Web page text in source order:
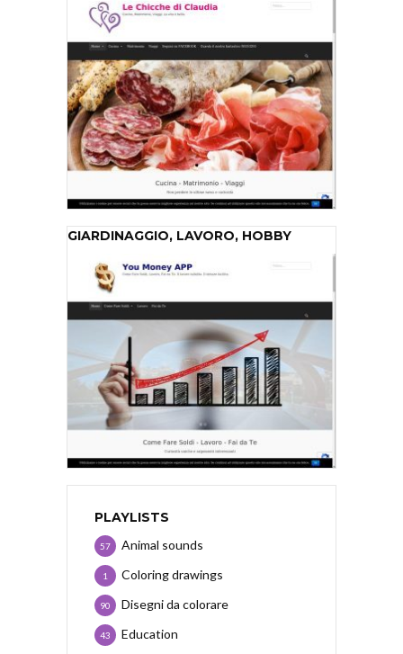
GIARDINAGGIO, LAVORO, HOBBY
PLAYLISTS
Animal sounds
57
Coloring drawings
1
Disegni da colorare
90
Education
43